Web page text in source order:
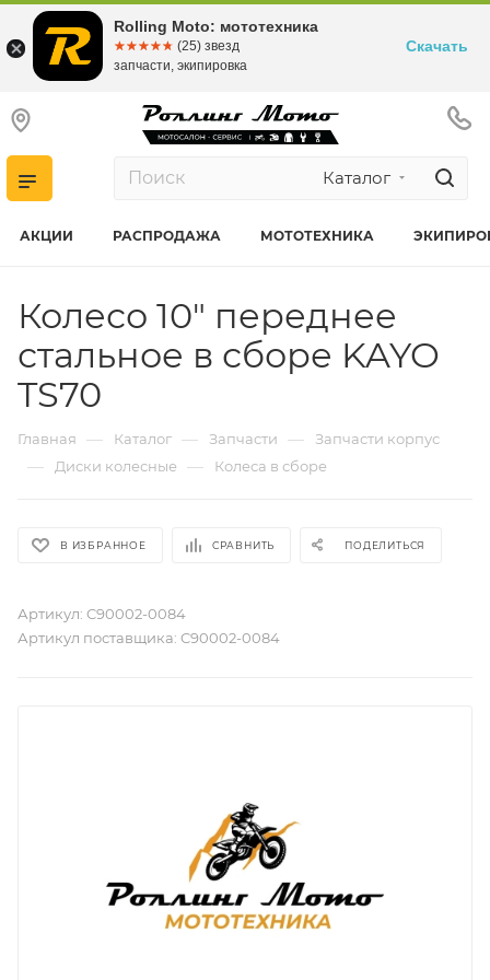
Каталог
АКЦИИ РАСПРОДАЖА МОТОТЕХНИКА
Колесо 10" переднее
стальное в сборе KAYO
TS70
Главная — Каталог — Запчасти — Запчасти корпус
— Диски колесные — Колеса в сборе
В ИЗБРАННОЕ СРАВНИТЬ ПОДЕЛИТЬСЯ
Артикул: C90002-0084
Артикул поставщика: C90002-0084
Rolling Moto: мототехника
☆☆☆☆☆
★★★★★ (25) звезд
запчасти, экипировка
Скачать